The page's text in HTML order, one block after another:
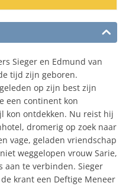
Sieger en Edmund van
tijd zijn geboren.
op zijn best zijn
een continent kon
kon ontdekken. Nu reist hij
dromerig op zoek naar
vage, geladen vriendschap
weggelopen vrouw Sarie,
aan te verbinden. Sieger
krant een Deftige Meneer